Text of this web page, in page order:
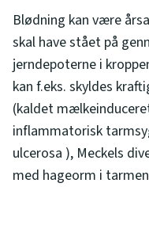
Blødning kan være
skal have stået på
jerndepoterne i
kan f.eks. skyldes
(kaldet
inflammatorisk
ulcerosa ), Meckels
med hageorm i